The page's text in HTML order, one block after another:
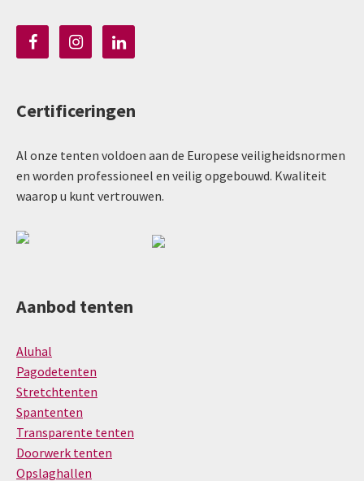
Certificeringen
Al onze tenten voldoen aan de Europese veiligheidsnormen
en worden professioneel en veilig opgebouwd. Kwaliteit
waarop u kunt vertrouwen.
Aanbod tenten
Aluhal
Pagodetenten
Stretchtenten
Spantenten
Transparente tenten
Doorwerk tenten
Opslaghallen